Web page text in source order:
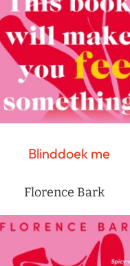
Blinddoek me
Florence Bark